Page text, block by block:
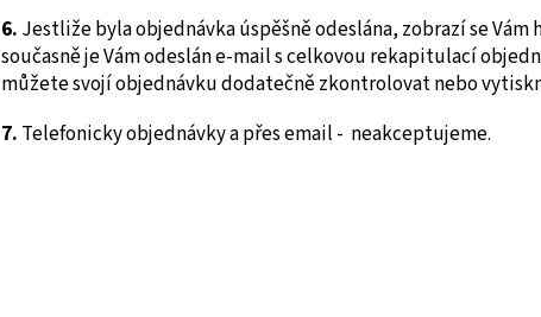
6. Jestliže byla objednávka úspěšně odeslána, zobrazí se
současně je Vám odeslán e-mail s celkovou rekapitulací
můžete svojí objednávku dodatečně zkontrolovat nebo
7. Telefonicky objednávky a přes email - neakceptujeme.